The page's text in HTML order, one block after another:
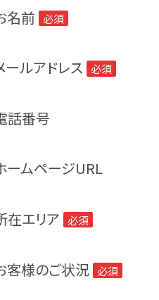
名前 必須
ールアドレス 必須
話番号
ームページURL
在エリア 必須
客様のご状況 必須